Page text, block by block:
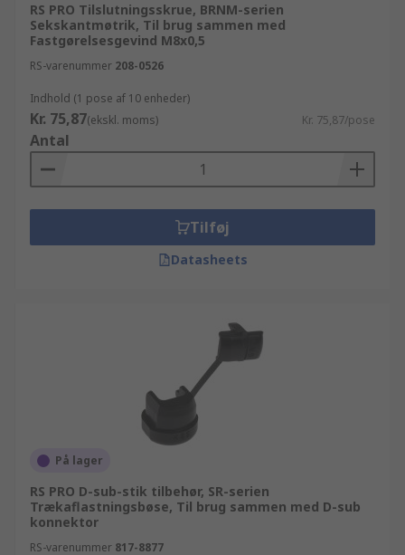
RS PRO Tilslutningsskrue, BRNM-serien
Sekskantmøtrik, Til brug sammen med
Fastgørelsesgevind M8x0,5
RS-varenummer 208-0526
Indhold (1 pose af 10 enheder)
Kr. 75,87(ekskl. moms) Kr. 75,87/pose
Antal
Tilføj
Datasheets
På lager
RS PRO D-sub-stik tilbehør, SR-serien
Trækaflastningsbøse, Til brug sammen med D-sub
konnektor
RS-varenummer 817-8877